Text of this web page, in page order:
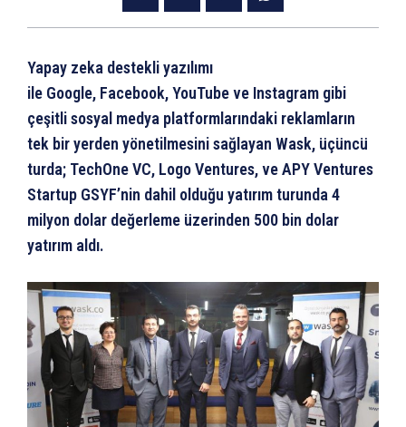
Yapay zeka destekli yazılımı
ile Google, Facebook, YouTube ve Instagram gibi
çeşitli sosyal medya platformlarındaki reklamların
tek bir yerden yönetilmesini sağlayan Wask, üçüncü
turda; TechOne VC, Logo Ventures, ve APY Ventures
Startup GSYF’nin dahil olduğu yatırım turunda 4
milyon dolar değerleme üzerinden 500 bin dolar
yatırım aldı.